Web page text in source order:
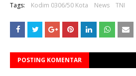
Tags: Kodim 0306/50 Kota News TNI
POSTING KOMENTAR